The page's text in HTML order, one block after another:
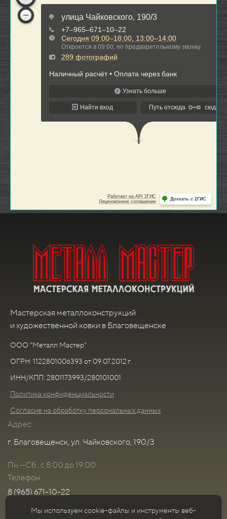
Мастерская металлоконструкций
и художественной ковки в Благовещенске
ООО "Металл Мастер"
ОГРН: 1122801006393 от 09.07.2012 г.
ИНН/КПП: 2801173993/280101001
Политика конфиденциальности
Согласие на обработку персональных данных
Адрес:
г. Благовещенск, ул. Чайковского, 190/3
Пн.—Сб.: с 8:00 до 19:00
Телефон:
8 (965) 671-10-22
Электронная почта:
Мы используем cookie-файлы и инструменты веб-